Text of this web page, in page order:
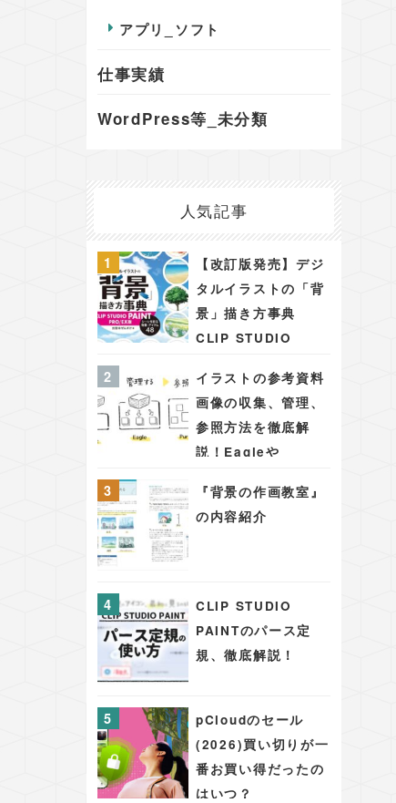
アプリ_ソフト
仕事実績
WordPress等_未分類
人気記事
【改訂版発売】デジ
タルイラストの「背
景」描き方事典
CLIP STUDIO
シーンを彩る背景・
アイテム48
イラストの参考資料
画像の収集、管理、
参照方法を徹底解
説！Eagleや
果的な手法
『背景の作画教室』
の内容紹介
CLIP STUDIO
PAINTのパース定
規、徹底解説！
pCloudのセール
(2026)買い切りが一
番お買い得だったの
はいつ？